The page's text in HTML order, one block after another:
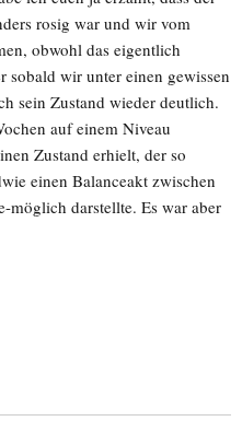
rosig war und wir vom
obwohl das eigentlich
sobald wir unter einen gewissen
sein Zustand wieder deutlich.
auf einem Niveau
Zustand erhielt, der so
einen Balanceakt zwischen
darstellte. Es war aber